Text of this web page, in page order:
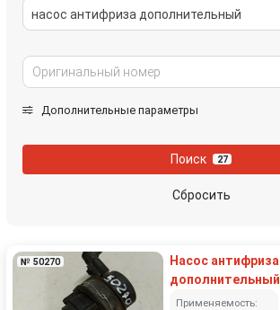
насос антифриза дополнительный
Дополнительные параметры
Поиск 27
Сбросить
№ 50270
Насос антифриза
дополнительный
Применяемость: